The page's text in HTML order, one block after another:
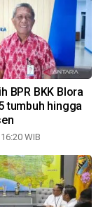
BPR BKK Blora
tumbuh hingga
WIB